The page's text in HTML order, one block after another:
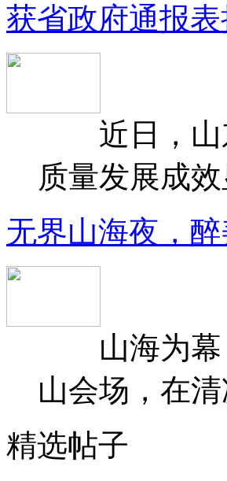
获省政府通报
近日，山东
质量发展成
无界山海夜，
山海为幕
山会场，在
精选帖子